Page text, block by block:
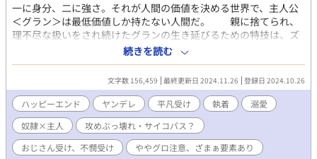
一に身分、二に強さ。それが人間の価値を決める世界で、主人公
＜グラン＞は最低価値しか持たない人間だ。 親に捨てられ、
理不尽な扱いをされ続けたグランの生き延びるための特技は、ズ
バリ《媚びる事》！ そんなグランはいつしか自分がされてき
た嫌な事を、全部奴隷にやってやろうと目論み、奴隷＜サン＞を
手に入れるが、何だかんだで悪い事ができずに中々それを果たせ
なかった。 そんな中、ある事がキッカケで１０００年後の未
来にタイムスリップしたグランだったが、そこはたった一人の＜
神王＞と呼ばれる人物が人類を支配している未来だった。
────が……？ あれ？？どういう事？？？ 【精神ぶっ
壊れヤンデレ王 ✕ 悪い事ができない不憫平凡おっさん】で
す。 ヤンデレ要素満載 ＆ 奴隷などの良くない設定や行動な
続きを読む
文字数 156,459 最終更新日 2024.11.26 登録日 2024.10.26
ハッピーエンド ヤンデレ 平凡受け 執着
溺愛
奴隷×主人
攻めぶっ壊れ・サイコパス？
おじさん受け、不憫受け
ややグロ注意、ざまぁ要素あり